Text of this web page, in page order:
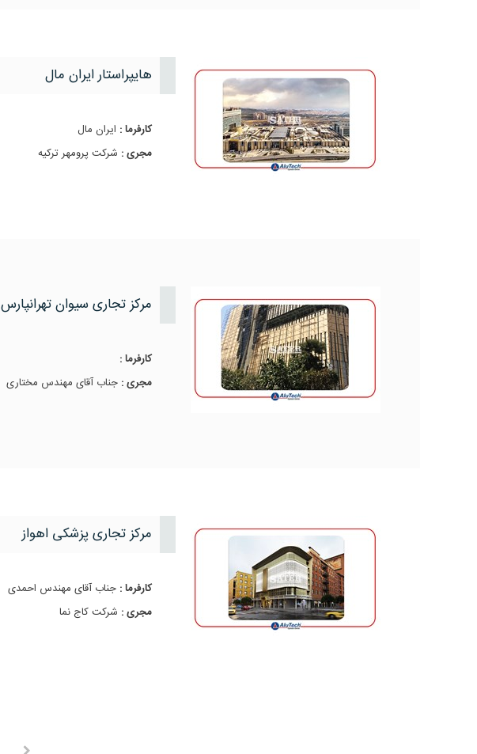
هایپراستار ایران مال
کارفرما : ایران مال
مجری : شرکت پرومهر ترکیه
مرکز تجاری سیوان تهرانپارس
کارفرما :
مجری : جناب آقای مهندس مختاری
مرکز تجاری پزشکی اهواز
کارفرما : جناب آقای مهندس احمدی
مجری : شرکت کاج نما